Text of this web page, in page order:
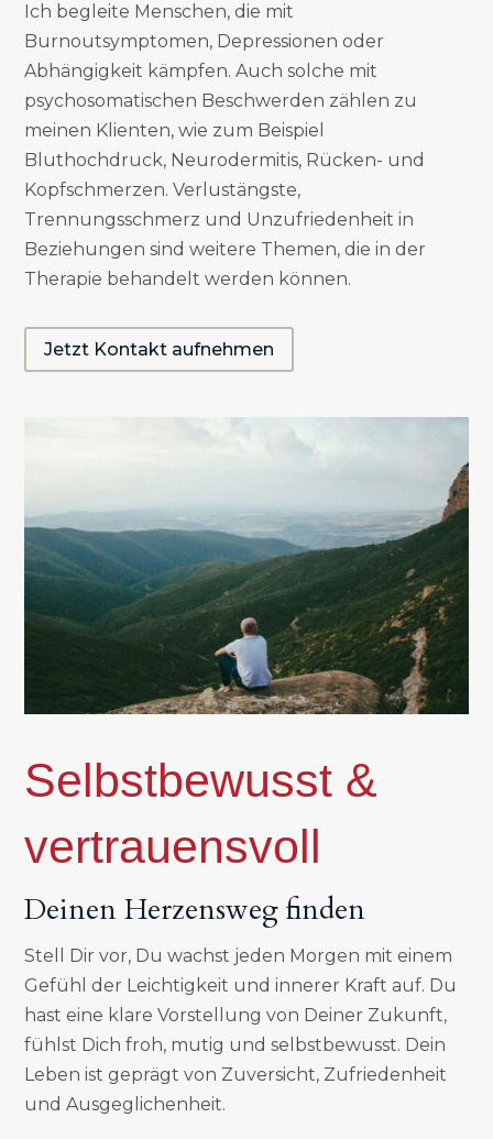
Ich begleite Menschen, die mit
Burnoutsymptomen, Depressionen oder
Abhängigkeit kämpfen. Auch solche mit
psychosomatischen Beschwerden zählen zu
meinen Klienten, wie zum Beispiel
Bluthochdruck, Neurodermitis, Rücken- und
Kopfschmerzen. Verlustängste,
Trennungsschmerz und Unzufriedenheit in
Beziehungen sind weitere Themen, die in der
Therapie behandelt werden können.
Jetzt Kontakt aufnehmen
Selbstbewusst &
vertrauensvoll
Deinen Herzensweg finden
Stell Dir vor, Du wachst jeden Morgen mit einem
Gefühl der Leichtigkeit und innerer Kraft auf. Du
hast eine klare Vorstellung von Deiner Zukunft,
fühlst Dich froh, mutig und selbstbewusst. Dein
Leben ist geprägt von Zuversicht, Zufriedenheit
und Ausgeglichenheit.